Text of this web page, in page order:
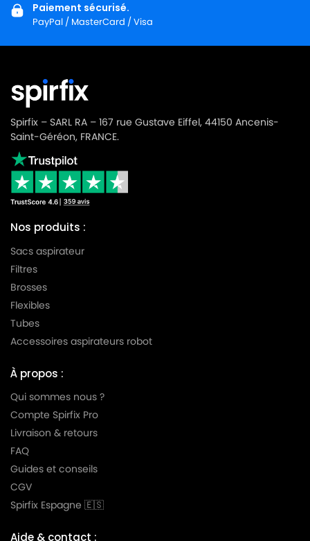
Paiement sécurisé.
PayPal / MasterCard / Visa
Spirfix – SARL RA – 167 rue Gustave Eiffel, 44150 Ancenis-
Saint-Géréon, FRANCE.
Nos produits :
Sacs aspirateur
Filtres
Brosses
Flexibles
Tubes
Accessoires aspirateurs robot
À propos :
Qui sommes nous ?
Compte Spirfix Pro
Livraison & retours
FAQ
Guides et conseils
CGV
Spirfix Espagne 🇪🇸
Aide & contact :